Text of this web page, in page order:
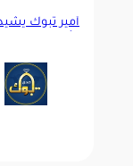
أمير تبوك